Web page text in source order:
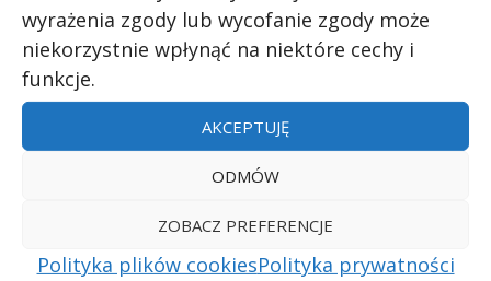
wyrażenia zgody lub wycofanie zgody może
niekorzystnie wpłynąć na niektóre cechy i
funkcje.
AKCEPTUJĘ
ODMÓW
ZOBACZ PREFERENCJE
Polityka plików cookiesPolityka prywatności
UDZIAŁ: